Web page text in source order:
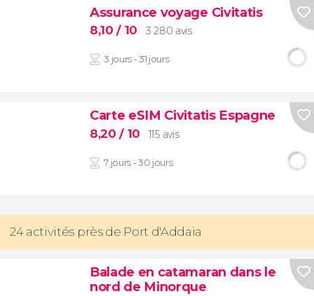
Assurance voyage Civitatis
8,10/ 10 3 280 avis
3 jours - 31 jours
Carte eSIM Civitatis Espagne
8,20/ 10 115 avis
7 jours - 30 jours
24 activités près de Port d'Addaia
Balade en catamaran dans le
nord de Minorque